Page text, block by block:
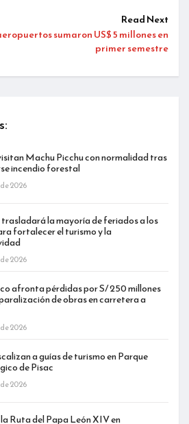
Read Next
sumaron US$ 5 millones en
primer semestre
Machu Picchu con normalidad tras
incendio forestal
2026
la mayoría de feriados a los
fortalecer el turismo y la
2026
afronta pérdidas por S/ 250 millones
de obras en carretera a
2026
a guías de turismo en Parque
de Pisac
2026
Ruta del Papa León XIV en